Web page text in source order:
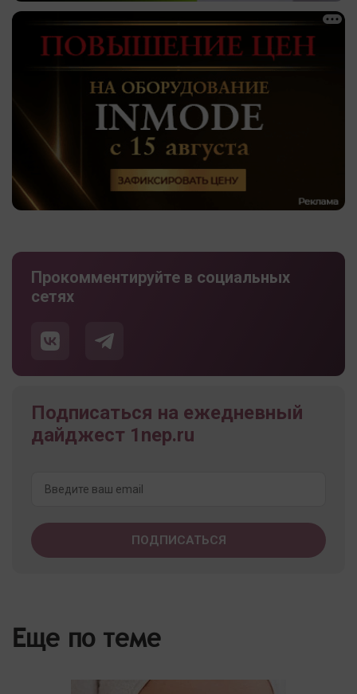
Прокомментируйте в социальных
сетях
Подписаться на ежедневный
дайджест 1nep.ru
Еще по теме